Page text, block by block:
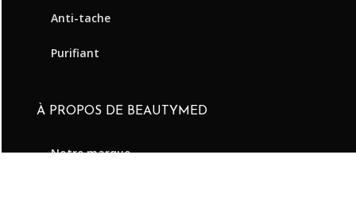
Anti-tache
Purifiant
À PROPOS DE BEAUTYMED
Notre marque